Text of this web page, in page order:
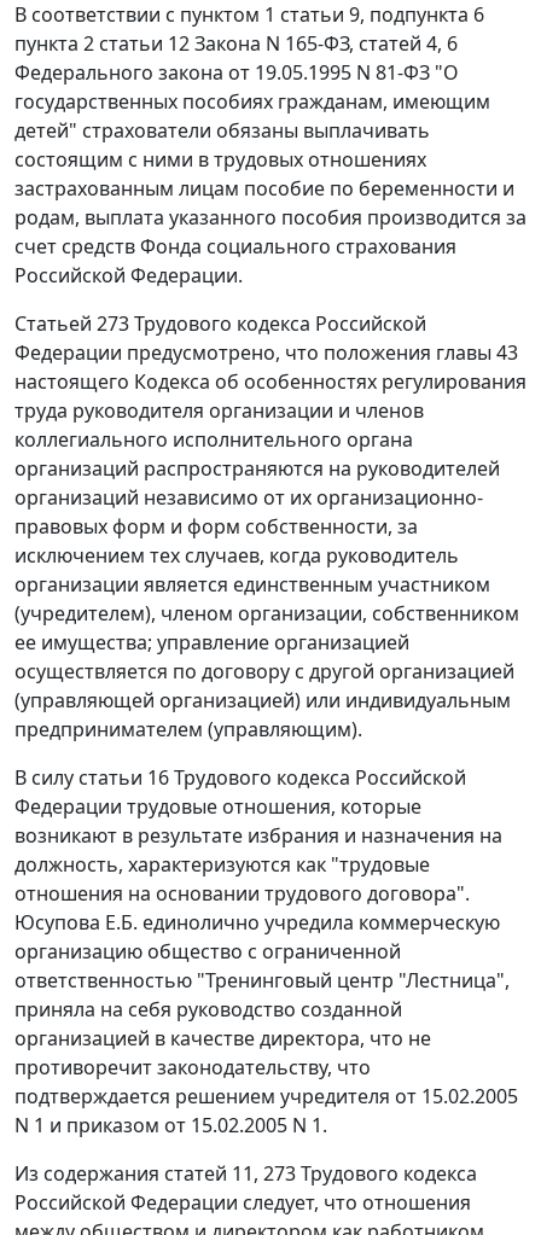
В соответствии с пунктом 1 статьи 9, подпункта 6
пункта 2 статьи 12Закона N 165-ФЗ, статей 4, 6
Федерального закона от 19.05.1995 N 81-ФЗ "О
государственных пособиях гражданам, имеющим
детей" страхователи обязаны выплачивать
состоящим с ними в трудовых отношениях
застрахованным лицам пособие по беременности и
родам, выплата указанного пособия производится за
счет средств Фонда социального страхования
Российской Федерации.
Статьей 273Трудового кодекса Российской
Федерации предусмотрено, что положения главы 43
настоящего Кодекса об особенностях регулирования
труда руководителя организации и членов
коллегиального исполнительного органа
организаций распространяются на руководителей
организаций независимо от их организационно-
правовых форм и форм собственности, за
исключением тех случаев, когда руководитель
организации является единственным участником
(учредителем), членом организации, собственником
ее имущества; управление организацией
осуществляется по договору с другой организацией
(управляющей организацией) или индивидуальным
предпринимателем (управляющим).
В силу статьи 16Трудового кодекса Российской
Федерации трудовые отношения, которые
возникают в результате избрания и назначения на
должность, характеризуются как "трудовые
отношения на основании трудового договора".
Юсупова Е.Б. единолично учредила коммерческую
организацию общество с ограниченной
ответственностью "Тренинговый центр "Лестница",
приняла на себя руководство созданной
организацией в качестве директора, что не
противоречит законодательству, что
подтверждается решением учредителя от 15.02.2005
N 1 и приказом от 15.02.2005 N 1.
Из содержания статей 11, 273Трудового кодекса
Российской Федерации следует, что отношения